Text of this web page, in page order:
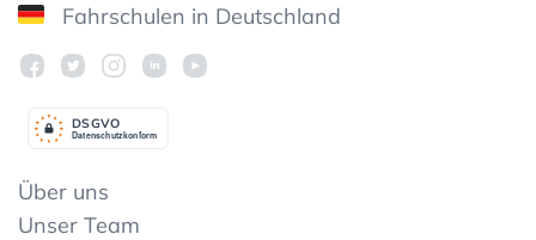
Fahrschulen in Deutschland
Datenschutzkonform
DSGVO
Über uns
Unser Team